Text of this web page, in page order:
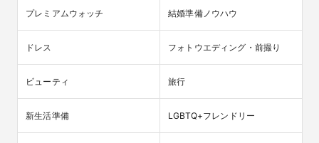
プレミアムウォッチ 結婚準備ノウハウ
ドレス フォトウエディング・前撮り
ビューティ 旅行
新生活準備 LGBTQ+フレンドリー